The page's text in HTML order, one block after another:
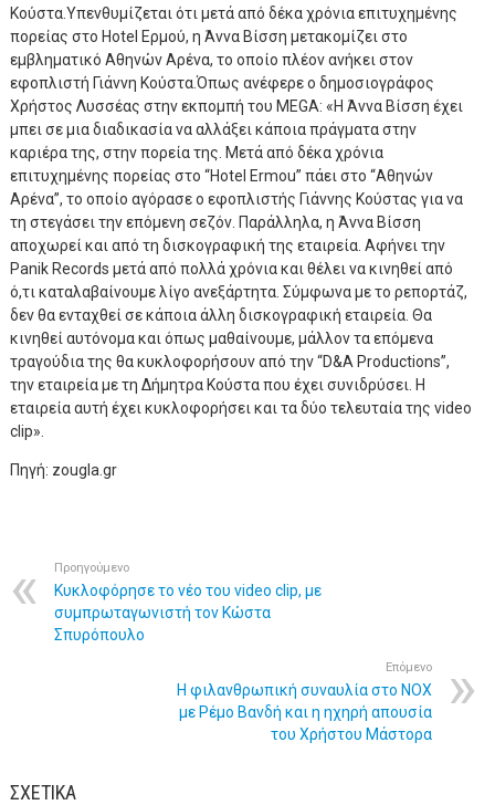
Κούστα.Υπενθυμίζεται ότι μετά από δέκα χρόνια επιτυχημένης
πορείας στο Hotel Ερμού, η Άννα Βίσση μετακομίζει στο
εμβληματικό Αθηνών Αρένα, το οποίο πλέον ανήκει στον
εφοπλιστή Γιάννη Κούστα.Όπως ανέφερε ο δημοσιογράφος
Χρήστος Λυσσέας στην εκπομπή του MEGA: «Η Άννα Βίσση έχει
μπει σε μια διαδικασία να αλλάξει κάποια πράγματα στην
καριέρα της, στην πορεία της. Μετά από δέκα χρόνια
επιτυχημένης πορείας στο “Hotel Ermou” πάει στο “Αθηνών
Αρένα”, το οποίο αγόρασε ο εφοπλιστής Γιάννης Κούστας για να
τη στεγάσει την επόμενη σεζόν. Παράλληλα, η Άννα Βίσση
αποχωρεί και από τη δισκογραφική της εταιρεία. Αφήνει την
Panik Records μετά από πολλά χρόνια και θέλει να κινηθεί από
ό,τι καταλαβαίνουμε λίγο ανεξάρτητα. Σύμφωνα με το ρεπορτάζ,
δεν θα ενταχθεί σε κάποια άλλη δισκογραφική εταιρεία. Θα
κινηθεί αυτόνομα και όπως μαθαίνουμε, μάλλον τα επόμενα
τραγούδια της θα κυκλοφορήσουν από την “D&A Productions”,
την εταιρεία με τη Δήμητρα Κούστα που έχει συνιδρύσει. Η
εταιρεία αυτή έχει κυκλοφορήσει και τα δύο τελευταία της video
clip».
Πηγή: zougla.gr
Προηγούμενο
Κυκλοφόρησε το νέο του video clip, με
συμπρωταγωνιστή τον Κώστα
Σπυρόπουλο
Επόμενο
Η φιλανθρωπική συναυλία στο NOX
με Ρέμο Βανδή και η ηχηρή απουσία
του Χρήστου Μάστορα
ΣΧΕΤΙΚΆ